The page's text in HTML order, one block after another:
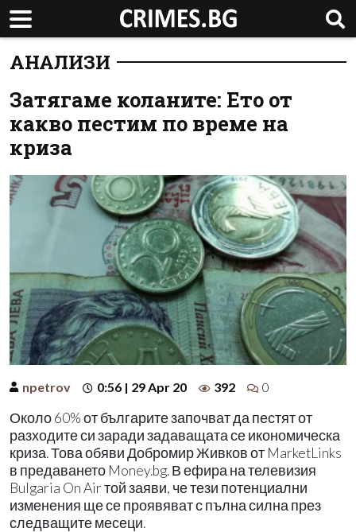
АНАЛИЗИ
Затягаме коланите: Ето от
какво пестим по време на
криза
npetrov 0:56 | 29 Apr 20 392 0
Около 60% от българите започват да пестят от
разходите си заради задаващата се икономическа
криза. Това обяви Добромир Живков от MarketLinks
в предаването Money.bg. В ефира на телевизия
Bulgaria On Air той заяви, че тези потенциални
изменения ще се проявяват с пълна силна през
следващите месеци.